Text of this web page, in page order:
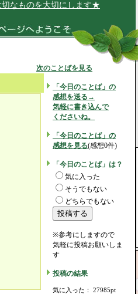
ものを大切にします★
次のことばを見る
「今日のことば」の
感想を送る→
気軽に書き込んで
くださいね。
「今日のことば」の
感想を見る(感想0件)
「今日のことば」は？
気に入った
そうでもない
どちらでもない
※参考にしますので
気軽に投稿お願いしま
す
投稿の結果
気に入った： 27985pt